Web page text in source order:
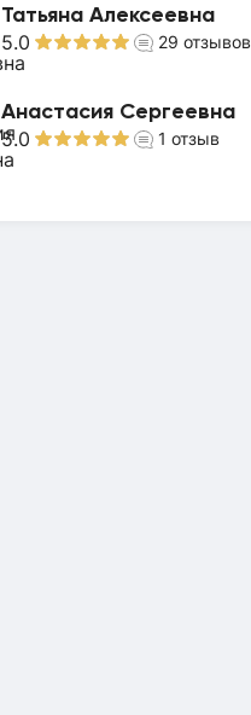
Татьяна Алексеевна
5.0 29 отзывов
Анастасия Сергеевна
5.0 1 отзыв